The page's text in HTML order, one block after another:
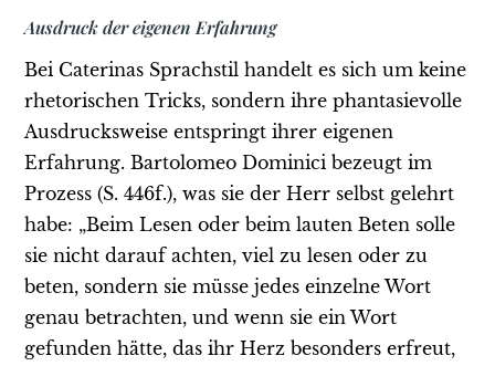
Ausdruck der eigenen Erfahrung
Bei Caterinas Sprachstil handelt es sich um keine
rhetorischen Tricks, sondern ihre phantasievolle
Ausdrucksweise entspringt ihrer eigenen
Erfahrung. Bartolomeo Dominici bezeugt im
Prozess (S. 446f.), was sie der Herr selbst gelehrt
habe: „Beim Lesen oder beim lauten Beten solle
sie nicht darauf achten, viel zu lesen oder zu
beten, sondern sie müsse jedes einzelne Wort
genau betrachten, und wenn sie ein Wort
gefunden hätte, das ihr Herz besonders erfreut,